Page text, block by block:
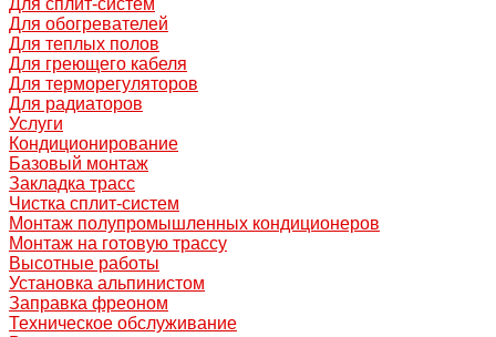
Для сплит-систем
Для обогревателей
Для теплых полов
Для греющего кабеля
Для терморегуляторов
Для радиаторов
Услуги
Кондиционирование
Базовый монтаж
Закладка трасс
Чистка сплит-систем
Монтаж полупромышленных кондиционеров
Монтаж на готовую трассу
Высотные работы
Установка альпинистом
Заправка фреоном
Техническое обслуживание